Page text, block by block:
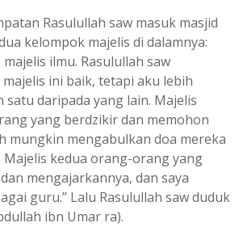
Rasulullah saw masuk masjid
kelompok majelis di dalamnya:
ilmu. Rasulullah saw
majelis ini baik, tetapi aku lebih
satu daripada yang lain. Majelis
yang berdzikir dan memohon
mungkin mengabulkan doa mereka
Majelis kedua orang-orang yang
mengajarkannya, dan saya
guru.” Lalu Rasulullah saw duduk
ibn Umar ra).